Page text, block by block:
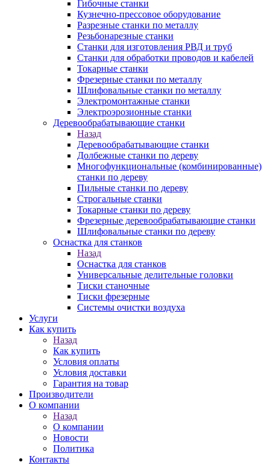
Гибочные станки
Кузнечно-прессовое оборудование
Разрезные станки по металлу
Резьбонарезные станки
Станки для изготовления РВД и труб
Станки для обработки проводов и кабелей
Токарные станки
Фрезерные станки по металлу
Шлифовальные станки по металлу
Электромонтажные станки
Электроэрозионные станки
Деревообрабатывающие станки
Назад
Деревообрабатывающие станки
Долбежные станки по дереву
Многофункциональные (комбинированные)
станки по дереву
Пильные станки по дереву
Строгальные станки
Токарные станки по дереву
Фрезерные деревообрабатывающие станки
Шлифовальные станки по дереву
Оснастка для станков
Назад
Оснастка для станков
Универсальные делительные головки
Тиски станочные
Тиски фрезерные
Системы очистки воздуха
Услуги
Как купить
Назад
Как купить
Условия оплаты
Условия доставки
Гарантия на товар
Производители
О компании
Назад
О компании
Новости
Политика
Контакты